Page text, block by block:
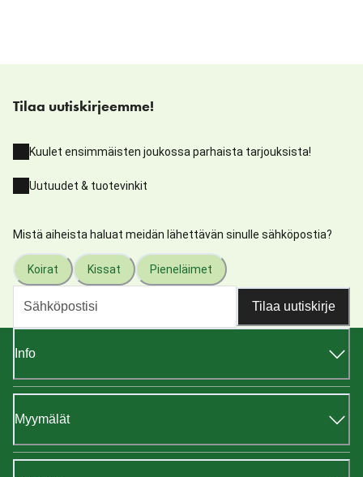
Tilaa uutiskirjeemme!
Kuulet ensimmäisten joukossa parhaista tarjouksista!
Uutuudet & tuotevinkit
Mistä aiheista haluat meidän lähettävän sinulle sähköpostia?
Koirat Kissat Pieneläimet
Tilaa uutiskirje
Info
Myymälät